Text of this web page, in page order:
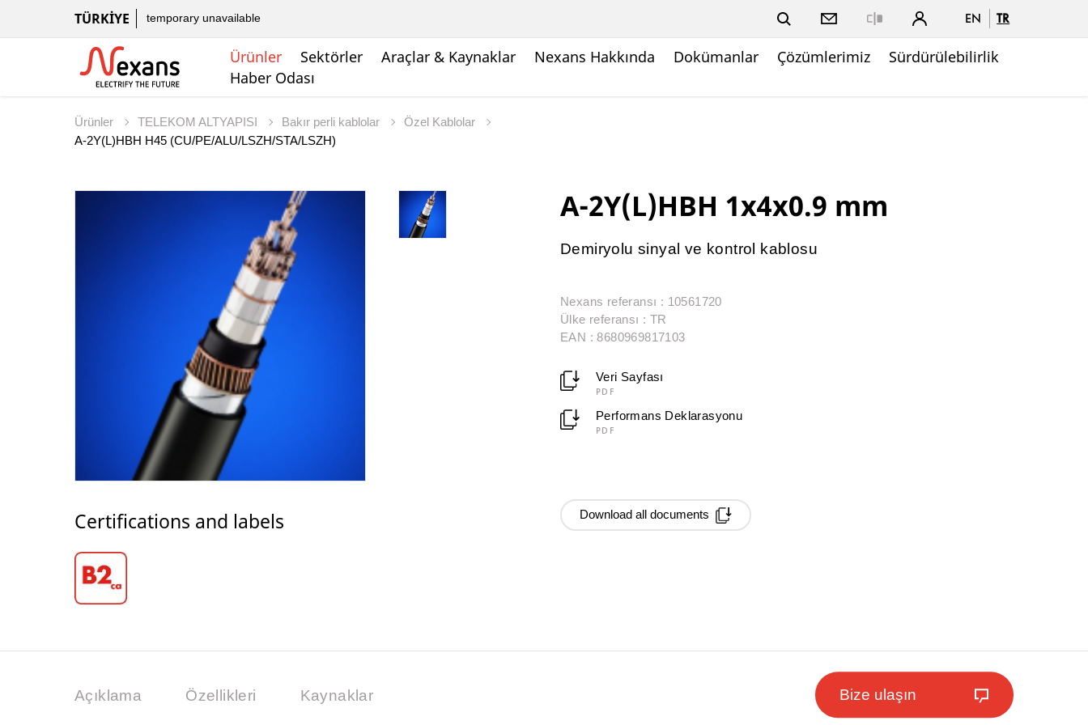
TÜRKIYE temporary unavailable EN TR
Ürünler Sektörler Araçlar & Kaynaklar Nexans Hakkında Dokümanlar Çözümlerimiz
Sürdürülebilirlik
Haber Odası
Ürünler TELEKOM ALTYAPISI Bakır perli kablolar
Özel Kablolar
A-2Y(L)HBH H45 (CU/PE/ALU/LSZH/STA/LSZH)
Certifications and labels
A-2Y(L)HBH 1x4x0.9 mm
Demiryolu sinyal ve kontrol kablosu
Nexans referansı : 10561720
Ülke referansı : TR
EAN : 8680969817103
Veri Sayfası
PDF
Performans Deklarasyonu
PDF
Download all documents
Açıklama Özellikleri Kaynaklar Bize ulaşın